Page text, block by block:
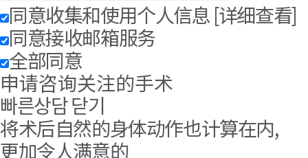
同意收集和使用个人信息 [详细查看]
同意接收邮箱服务
全部同意
申请咨询关注的手术
빠른상담 닫기
将术后自然的身体动作也计算在内,
更加令人满意的